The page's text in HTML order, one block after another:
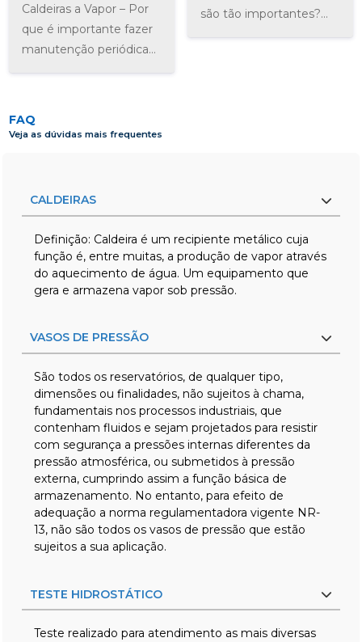
Caldeiras a Vapor – Por
que é importante fazer
manutenção periódica?
caldeira,
são tão importantes?
FAQ
Veja as dúvidas mais frequentes
CALDEIRAS
Definição: Caldeira é um recipiente metálico cuja
função é, entre muitas, a produção de vapor através
do aquecimento de água. Um equipamento que
gera e armazena vapor sob pressão.
VASOS DE PRESSÃO
São todos os reservatórios, de qualquer tipo,
dimensões ou finalidades, não sujeitos à chama,
fundamentais nos processos industriais, que
contenham fluidos e sejam projetados para resistir
com segurança a pressões internas diferentes da
pressão atmosférica, ou submetidos à pressão
externa, cumprindo assim a função básica de
armazenamento. No entanto, para efeito de
adequação a norma regulamentadora vigente NR-
13, não são todos os vasos de pressão que estão
sujeitos a sua aplicação.
TESTE HIDROSTÁTICO
Teste realizado para atendimento as mais diversas